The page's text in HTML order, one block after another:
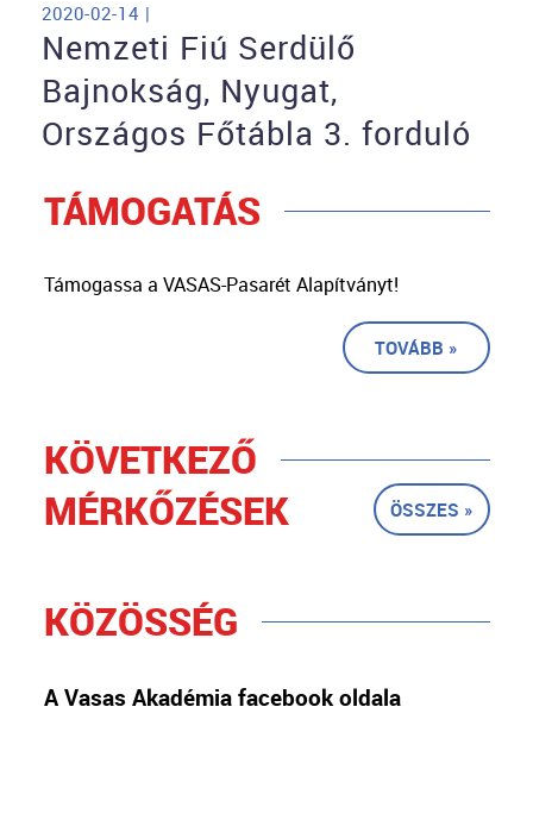
2020-02-14 |
Nemzeti Fiú Serdülő
Bajnokság, Nyugat,
Országos Főtábla 3. forduló
TÁMOGATÁS
Támogassa a VASAS-Pasarét Alapítványt!
TOVÁBB »
KÖVETKEZŐ
MÉRKŐZÉSEK
ÖSSZES »
KÖZÖSSÉG
A Vasas Akadémia facebook oldala